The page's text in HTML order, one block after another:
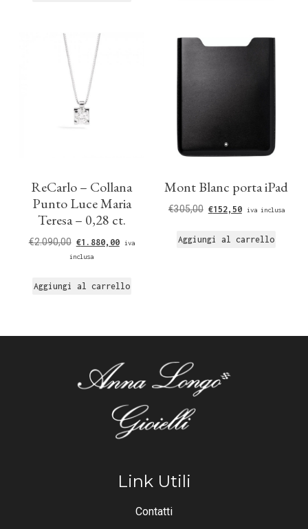
ReCarlo – Collana
Punto Luce Maria
Teresa – 0,28 ct.
€2.090,00 €1.880,00
iva
inclusa
Aggiungi al carrello
Mont Blanc porta iPad
€305,00 €152,50 iva inclusa
Aggiungi al carrello
Link Utili
Contatti